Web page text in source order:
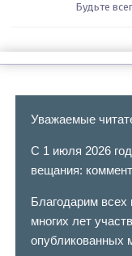
Будьте
Уважаемые
С 1 июля 2026
вещания:
Благодарим всех
многих лет
опубликованных